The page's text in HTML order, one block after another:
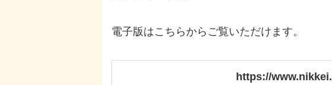
電子版はこちらからご覧いただけます。
https://